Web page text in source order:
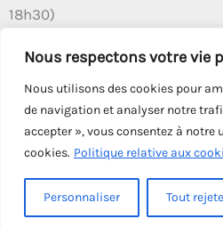
Nous respectons votre vie
Nous utilisons des cookies pour
de navigation et analyser notre
accepter », vous consentez à notre
cookies. Politique relative aux
Personnaliser Tout
18h30)
Copyright © 2026 - Tous droits